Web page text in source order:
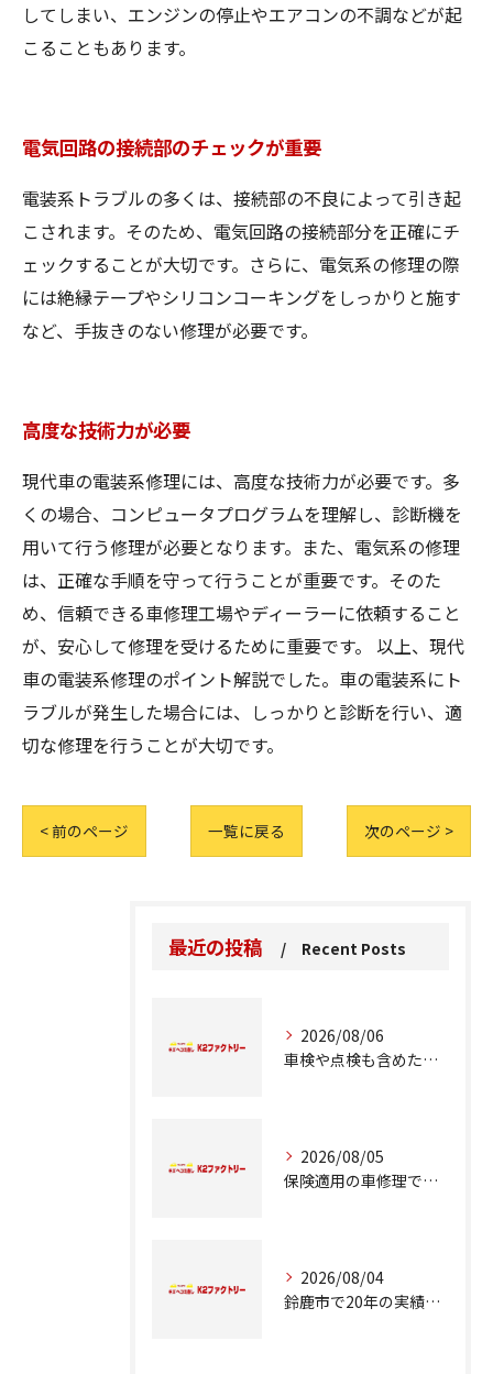
してしまい、エンジンの停止やエアコンの不調などが起
こることもあります。
電気回路の接続部のチェックが重要
電装系トラブルの多くは、接続部の不良によって引き起
こされます。そのため、電気回路の接続部分を正確にチ
ェックすることが大切です。さらに、電気系の修理の際
には絶縁テープやシリコンコーキングをしっかりと施す
など、手抜きのない修理が必要です。
高度な技術力が必要
現代車の電装系修理には、高度な技術力が必要です。多
くの場合、コンピュータプログラムを理解し、診断機を
用いて行う修理が必要となります。また、電気系の修理
は、正確な手順を守って行うことが重要です。そのた
め、信頼できる車修理工場やディーラーに依頼すること
が、安心して修理を受けるために重要です。 以上、現代
車の電装系修理のポイント解説でした。車の電装系にト
ラブルが発生した場合には、しっかりと診断を行い、適
切な修理を行うことが大切です。
< 前のページ 一覧に戻る 次のページ >
最近の投稿 Recent Posts
2026/08/06
車検や点検も含めた車修理の重要ポイント解説
2026/08/05
保険適用の車修理で知っておくべきポイント
2026/08/04
鈴鹿市で20年の実績が語る車修理のこだわり